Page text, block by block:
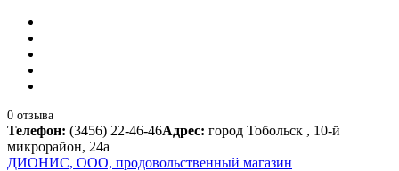
0 отзыва
Телефон: (3456) 22-46-46Адрес: город Тобольск , 10-й
микрорайон, 24а
ДИОНИС, ООО, продовольственный магазин